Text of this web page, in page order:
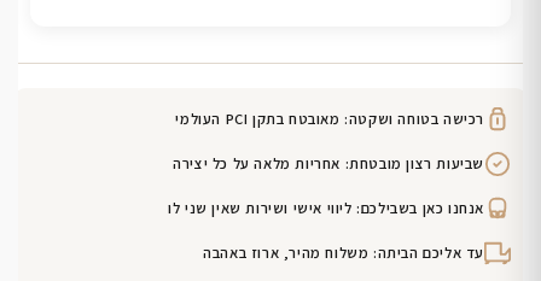
רכישה בטוחה ושקטה: מאובטח בתקן PCI העולמי
שביעות רצון מובטחת: אחריות מלאה על כל יצירה
אנחנו כאן בשבילכם: ליווי אישי ושירות שאין שני לו
עד אליכם הביתה: משלוח מהיר, ארוז באהבה